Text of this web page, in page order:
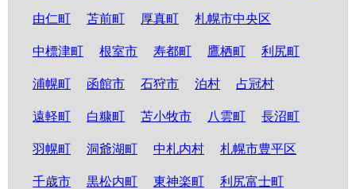
由仁町 苫前町 厚真町 札幌市中央区
中標津町 根室市 寿都町 鷹栖町 利尻町
浦幌町 函館市 石狩市 泊村 占冠村
遠軽町 白糠町 苫小牧市 八雲町 長沼町
羽幌町 洞爺湖町 中札内村 札幌市豊平区
千歳市 黒松内町 東神楽町 利尻富士町